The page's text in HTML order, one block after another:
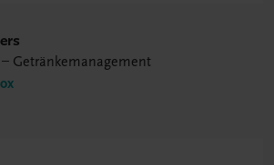
Getränkemanagement